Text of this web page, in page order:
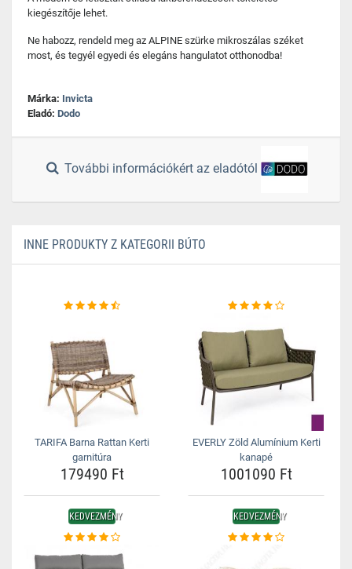
kiegészítője lehet.
Ne habozz, rendeld meg az ALPINE szürke mikroszálas széket
most, és tegyél egyedi és elegáns hangulatot otthonodba!
Márka: Invicta
Eladó: Dodo
További információkért az eladótól
INNE PRODUKTY Z KATEGORII BÚTO
TARIFA Barna Rattan Kerti
garnitúra
179490 Ft
EVERLY Zöld Alumínium Kerti
kanapé
1001090 Ft
KEDVEZMÉNY KEDVEZMÉNY